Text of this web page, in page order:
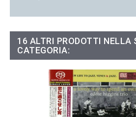
16 ALTRI PRODOTTI NELLA
CATEGORIA: